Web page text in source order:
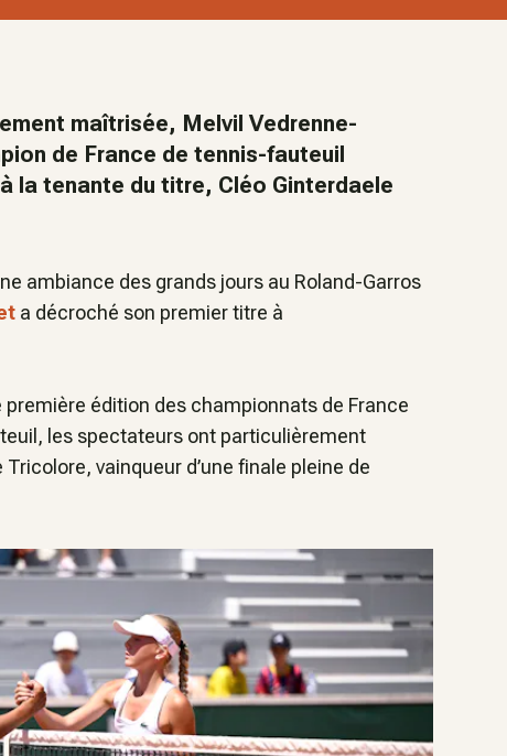
maîtrisée, Melvil Vedrenne-
de France de tennis-fauteuil
la tenante du titre, Cléo Ginterdaele
ambiance des grands jours au Roland-Garros
a décroché son premier titre à
édition des championnats de France
les spectateurs ont particulièrement
vainqueur d’une finale pleine de